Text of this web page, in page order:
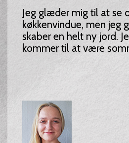
Jeg glæder mig til at se
køkkenvindue, men jeg
skaber en helt ny jord.
kommer til at være